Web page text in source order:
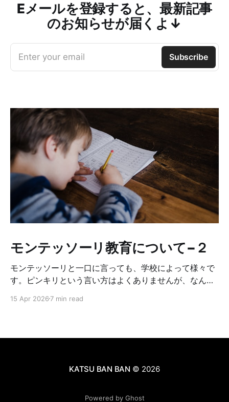
Eメールを登録すると、最新記事
のお知らせが届くよ↓
Enter your email Subscribe
モンテッソーリ教育について−２
モンテッソーリと一口に言っても、学校によって様々で
す。ピンキリという言い方はよくありませんが、なんち
ーリの中でも、どこまでオリジナルに基づいて厳しくや
ーリに入れたいな〜と思っている方がいれば、複数の学
差はない気もしますが、小学校見学をしてみて、学校毎
15 Apr 2026 7 min read
KATSU BAN BAN © 2026
Powered by Ghost